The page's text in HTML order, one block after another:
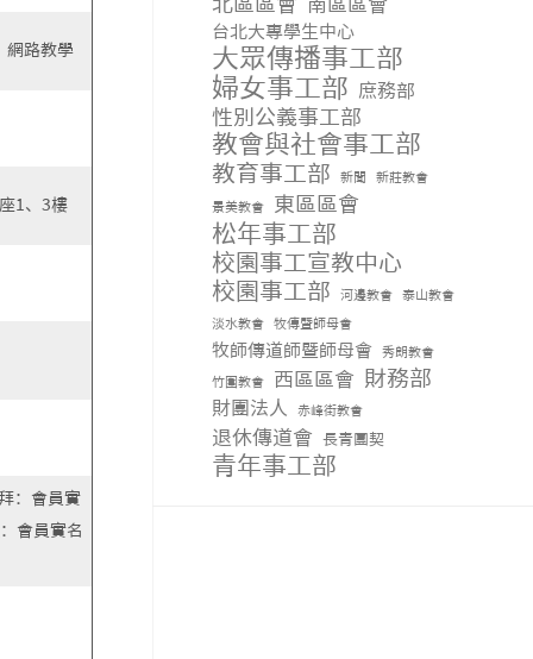
網路教學
1、3樓
：會員實
會員實名
台北大專學生中心
大眾傳播事工部
婦女事工部 庶務部
性別公義事工部
教會與社會事工部
教育事工部 新聞 新莊教會
景美教會 東區區會
松年事工部
校園事工宣教中心
校園事工部 河邊教會 泰山教會
淡水教會 牧傳暨師母會
牧師傳道師暨師母會 秀朗教會
竹圍教會 西區區會 財務部
財團法人 赤峰街教會
退休傳道會 長青團契
青年事工部